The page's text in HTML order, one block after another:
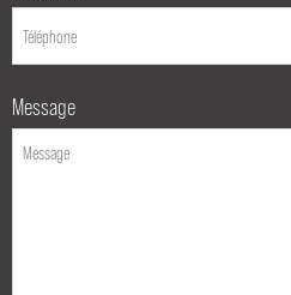
Message